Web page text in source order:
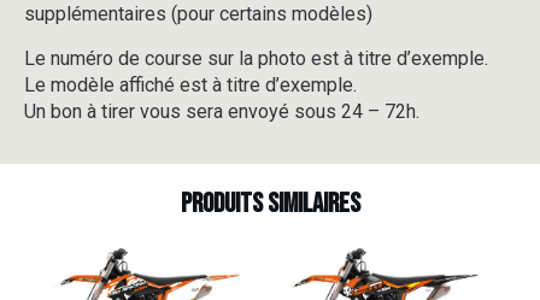
supplémentaires (pour certains modèles)
Le numéro de course sur la photo est à titre d’exemple.
Le modèle affiché est à titre d’exemple.
Un bon à tirer vous sera envoyé sous 24 – 72h.
Produits similaires